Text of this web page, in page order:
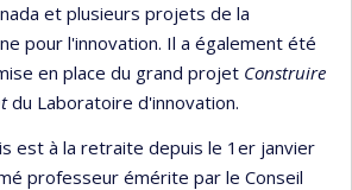
et plusieurs projets de la
pour l'innovation. Il a également été
en place du grand projet Construire
du Laboratoire d'innovation.
est à la retraite depuis le 1er janvier
professeur émérite par le Conseil